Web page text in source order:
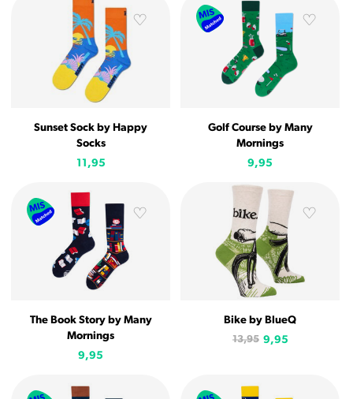
Sunset Sock by Happy
Socks
11,95
Golf Course by Many
Mornings
9,95
The Book Story by Many
Mornings
9,95
Bike by BlueQ
13,95 9,95